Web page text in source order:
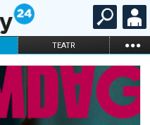
TEATR ...
STAND-UP
KARNETY